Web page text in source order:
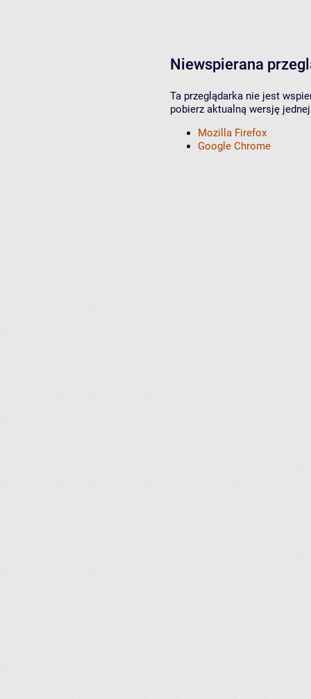
Niewspierana
Ta przeglądarka nie jest
pobierz aktualną wersję
Mozilla Firefox
Google Chrome